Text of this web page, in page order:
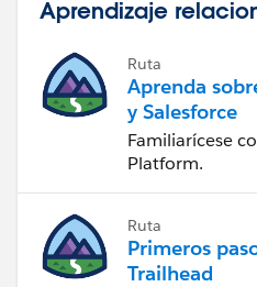
Aprendizaje
Ruta
Aprenda
y Salesforce
Familiarícese
Platform.
Ruta
Primeros
Trailhead